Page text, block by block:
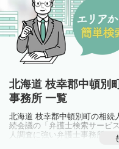
北海道 枝幸郡中頓別
事務所 一覧
北海道 枝幸郡中頓別町の相続
続会議の「弁護士検索サービ
人調査に強い弁護士事務所を
ルやお悩みを抱えている方は